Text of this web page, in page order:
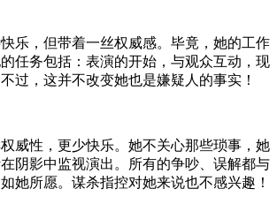
乐，但带着一丝权威感。毕竟，她的工作
任务包括：表演的开始，与观众互动，现
过，这并不改变她也是嫌疑人的事实！
威性，更少快乐。她不关心那些琐事，她
阴影中监视演出。所有的争吵、误解都与
她所愿。谋杀指控对她来说也不感兴趣！